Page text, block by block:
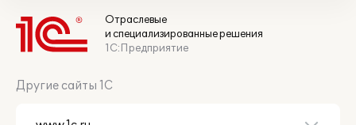
Отраслевые
и специализированные решения
1С:Предприятие
Другие сайты 1С